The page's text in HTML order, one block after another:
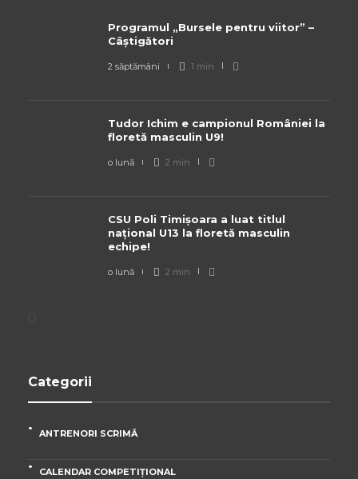
Programul „Bursele pentru viitor” –
Câștigători
2 săptămâni 1 min
Tudor Ichim e campionul României la
floretă masculin U9!
o lună 2 min
CSU Poli Timișoara a luat titlul
național U13 la floretă masculin
echipe!
o lună 2 min
Categorii
ANTRENORI SCRIMĂ
CALENDAR COMPETIȚIONAL